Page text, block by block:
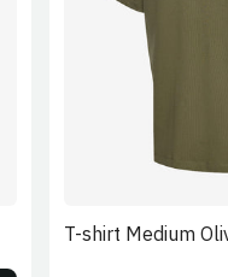
T-shirt Medium